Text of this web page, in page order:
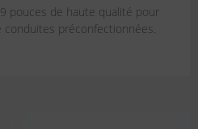
pouces de haute qualité pour
conduites préconfectionnées.